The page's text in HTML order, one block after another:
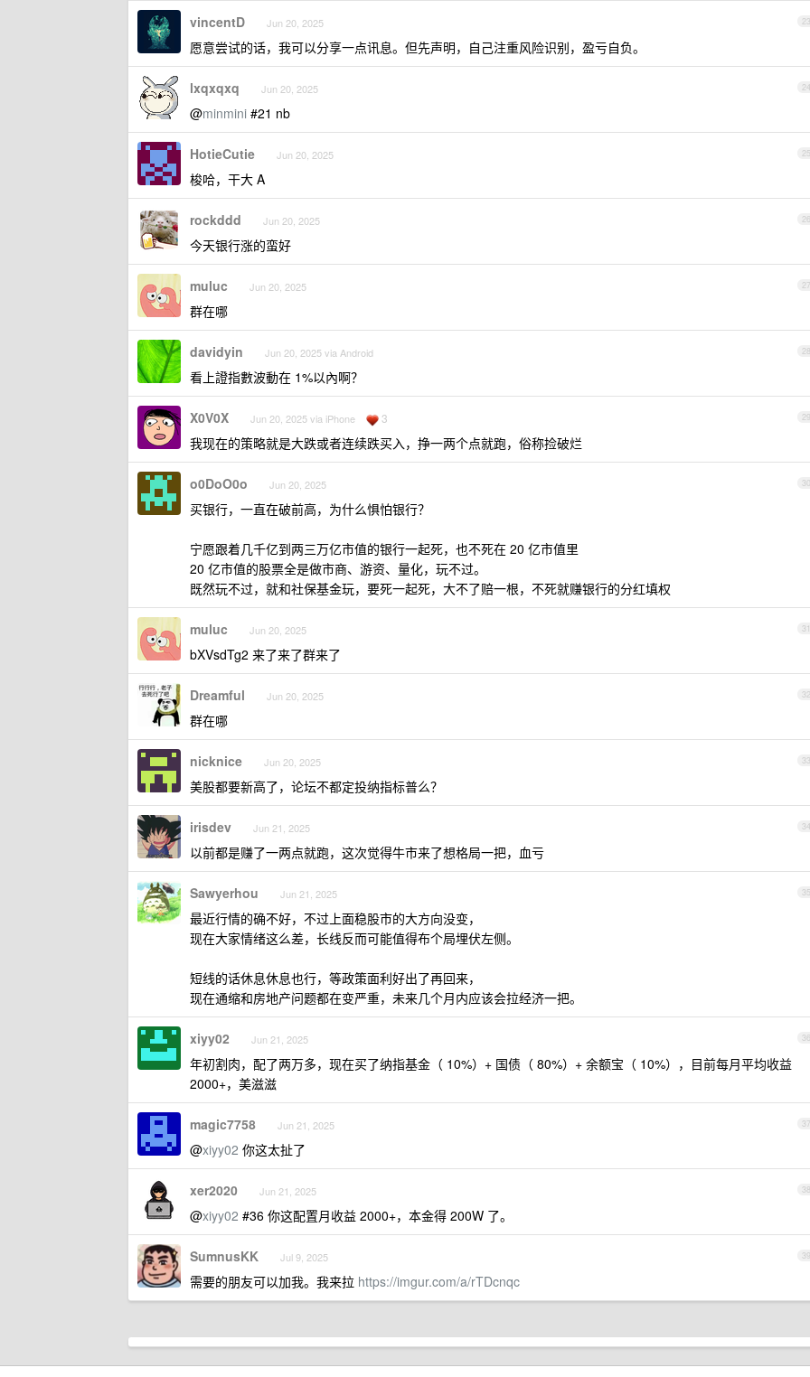
23
vincentD Jun 20, 2025
愿意尝试的话，我可以分享一点讯息。但先声明，自己注重风险识别，盈亏自负。
24
lxqxqxq Jun 20, 2025
@minmini #21 nb
25
HotieCutie Jun 20, 2025
梭哈，干大 A
26
rockddd Jun 20, 2025
今天银行涨的蛮好
27
muluc Jun 20, 2025
群在哪
28
davidyin Jun 20, 2025 via Android
看上證指數波動在 1%以內啊？
29
X0V0X Jun 20, 2025 via iPhone 3
我现在的策略就是大跌或者连续跌买入，挣一两个点就跑，俗称捡破烂
30
o0DoO0o Jun 20, 2025
买银行，一直在破前高，为什么惧怕银行？
宁愿跟着几千亿到两三万亿市值的银行一起死，也不死在 20 亿市值里
20 亿市值的股票全是做市商、游资、量化，玩不过。
既然玩不过，就和社保基金玩，要死一起死，大不了赔一根，不死就赚银行的分红填权
31
muluc Jun 20, 2025
bXVsdTg2 来了来了群来了
32
Dreamful Jun 20, 2025
群在哪
33
nicknice Jun 20, 2025
美股都要新高了，论坛不都定投纳指标普么？
34
irisdev Jun 21, 2025
以前都是赚了一两点就跑，这次觉得牛市来了想格局一把，血亏
35
Sawyerhou Jun 21, 2025
最近行情的确不好，不过上面稳股市的大方向没变，
现在大家情绪这么差，长线反而可能值得布个局埋伏左侧。
短线的话休息休息也行，等政策面利好出了再回来，
现在通缩和房地产问题都在变严重，未来几个月内应该会拉经济一把。
36
xiyy02 Jun 21, 2025
年初割肉，配了两万多，现在买了纳指基金（ 10%）+ 国债（ 80%）+ 余额宝（ 10%），目前每月平均收益
2000+，美滋滋
37
magic7758 Jun 21, 2025
@xiyy02 你这太扯了
38
xer2020 Jun 21, 2025
@xiyy02 #36 你这配置月收益 2000+，本金得 200W 了。
39
SumnusKK Jul 9, 2025
需要的朋友可以加我。我来拉 https://imgur.com/a/rTDcnqc